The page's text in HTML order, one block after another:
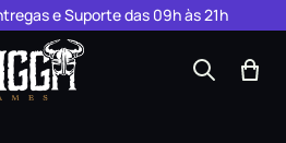
e Suporte das 09h às 21h